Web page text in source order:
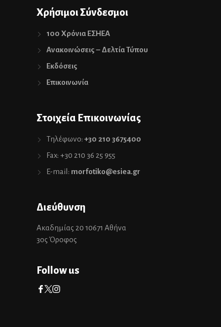
Χρήσιμοι Σύνδεσμοι
100 Χρόνια ΕΣΗΕΑ
Ανακοινώσεις – Δελτία Τύπου
Εκδόσεις
Επικοινωνία
Στοιχεία Επικοινωνίας
Τηλέφωνο: +30 210 3675400
Fax: +30 210 36 25 955
E-mail: morfotiko@esiea.gr
Διεύθυνση
Ακαδημίας 20 10671 Αθήνα
3ος Όροφος
Follow us